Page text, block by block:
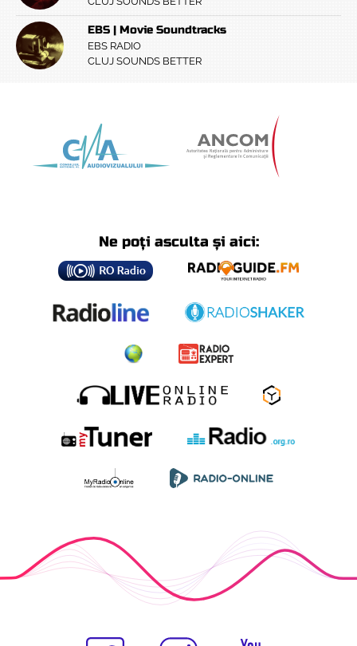
EBS | Movie Soundtracks
EBS RADIO
CLUJ SOUNDS BETTER
Ne poți asculta și aici: